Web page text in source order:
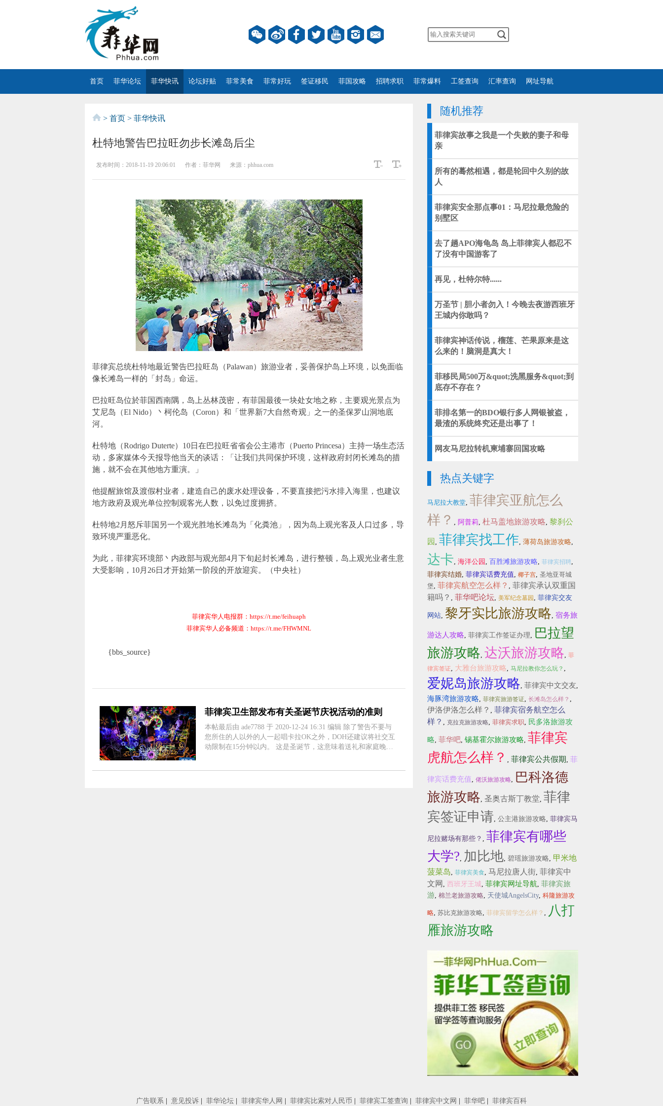
首页 菲华论坛 菲华快讯 论坛好贴 菲常美食 菲常好玩 签证移民 菲国攻略 招聘求职 菲常爆料 工签查询 汇率查询 网址导航
> 首页 > 菲华快讯
杜特地警告巴拉旺勿步长滩岛后尘
发布时间： 2018-11-19 20:06:01 作者： 菲华网 来源： phhua.com
菲律宾总统杜特地最近警告巴拉旺岛（Palawan）旅游业者，妥善保护岛上环境，以免面临
像长滩岛一样的「封岛」命运。
巴拉旺岛位於菲国西南隅，岛上丛林茂密，有菲国最後一块处女地之称，主要观光景点为
艾尼岛（El Nido）丶柯伦岛（Coron）和「世界新7大自然奇观」之一的圣保罗山洞地底
河。
杜特地（Rodrigo Duterte）10日在巴拉旺省省会公主港市（Puerto Princesa）主持一场生态活
动，多家媒体今天报导他当天的谈话：「让我们共同保护环境，这样政府封闭长滩岛的措
施，就不会在其他地方重演。」
他提醒旅馆及渡假村业者，建造自己的废水处理设备，不要直接把污水排入海里，也建议
地方政府及观光单位控制观客光人数，以免过度拥挤。
杜特地2月怒斥菲国另一个观光胜地长滩岛为「化粪池」，因为岛上观光客及人口过多，导
致环境严重恶化。
为此，菲律宾环境部丶内政部与观光部4月下旬起封长滩岛，进行整顿，岛上观光业者生意
大受影响，10月26日才开始第一阶段的开放迎宾。（中央社）
菲律宾华人电报群：https://t.me/feihuaph
菲律宾华人必备频道：https://t.me/FHWMNL
{bbs_source}
菲律宾卫生部发布有关圣诞节庆祝活动的准则
本帖最后由 ade7788 于 2020-12-24 16:31 编辑 除了警告不要与
您所住的人以外的人一起唱卡拉OK之外，DOH还建议将社交互
动限制在15分钟以内。 这是圣诞节，这意味着送礼和家庭晚
随机推荐
菲律宾故事之我是一个失败的妻子和母
亲
所有的蓦然相遇，都是轮回中久别的故
人
菲律宾安全那点事01：马尼拉最危险的
别墅区
去了趟APO海龟岛 岛上菲律宾人都忍不
了没有中国游客了
再见，杜特尔特......
万圣节 | 胆小者勿入！今晚去夜游西班牙
王城内你敢吗？
菲律宾神话传说，榴莲、芒果原来是这
么来的！脑洞是真大！
菲移民局500万&quot;洗黑服务&quot;到
底存不存在？
菲排名第一的BDO银行多人网银被盗，
最渣的系统终究还是出事了！
网友马尼拉转机柬埔寨回国攻略
热点关键字
马尼拉大教堂, 菲律宾亚航怎么
样？ , 阿普莉, 杜马盖地旅游攻略, 黎刹公
园 , 菲律宾找工作, 薄荷岛旅游攻略,
达卡, 海洋公园 , 百胜滩旅游攻略, 菲律宾招聘,
菲律宾结婚, 菲律宾话费充值, 椰子宫, 圣地亚哥城
堡, 菲律宾航空怎么样？ , 菲律宾承认双重国
籍吗？ , 菲华吧论坛, 美军纪念墓园 , 菲律宾交友
网站, 黎牙实比旅游攻略, 宿务旅
游达人攻略, 菲律宾工作签证办理, 巴拉望
旅游攻略, 达沃旅游攻略, 菲
律宾签证, 大雅台旅游攻略, 马尼拉教你怎么玩？ ,
爱妮岛旅游攻略, 菲律宾中文交友,
海豚湾旅游攻略, 菲律宾旅游签证, 长滩岛怎么样？ ,
伊洛伊洛怎么样？ , 菲律宾宿务航空怎么
样？ , 克拉克旅游攻略, 菲律宾求职, 民多洛旅游攻
略, 菲华吧, 锡基霍尔旅游攻略, 菲律宾
虎航怎么样？ , 菲律宾公共假期 , 菲
律宾话费充值, 佬沃旅游攻略, 巴科洛德
旅游攻略, 圣奥古斯丁教堂, 菲律
宾签证申请, 公主港旅游攻略, 菲律宾马
尼拉赌场有那些？ , 菲律宾有哪些
大学?, 加比地, 碧瑶旅游攻略, 甲米地
菠菜岛, 菲律宾美食, 马尼拉唐人街, 菲律宾中
文网 , 西班牙王城, 菲律宾网址导航, 菲律宾旅
游, 棉兰老旅游攻略, 天使城AngelsCity, 科隆旅游攻
略, 苏比克旅游攻略, 菲律宾留学怎么样？ , 八打
雁旅游攻略
广告联系 意见投诉 菲华论坛 菲律宾华人网 菲律宾比索对人民币 菲律宾工签查询 菲律宾中文网 菲华吧 菲律宾百科